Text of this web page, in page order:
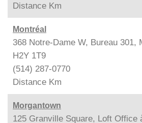
Distance Km
Montréal
368 Notre-Dame W, Bureau 301,
H2Y 1T9
(514) 287-0770
Distance Km
Morgantown
125 Granville Square, Loft Office